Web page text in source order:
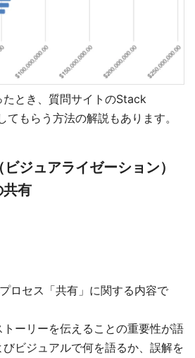
とき、質問サイトのStack
もらう方法の解説もあります。
ジュアライゼーション）
共有
ロセス「共有」に関する内容で
ーリーを伝えることの重要性が語
ビジュアルで何を語るか、誤解を